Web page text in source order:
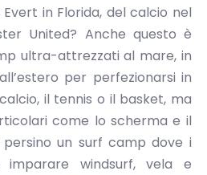
in Florida, del calcio nel
United? Anche questo è
ultra-attrezzati al mare, in
per perfezionarsi in
il tennis o il basket, ma
come lo scherma e il
persino un surf camp dove i
imparare windsurf, vela e